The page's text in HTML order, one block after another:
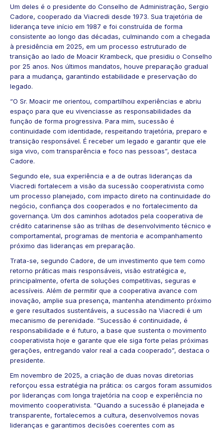
Um deles é o presidente do Conselho de Administração, Sergio
Cadore, cooperado da Viacredi desde 1973. Sua trajetória de
liderança teve início em 1987 e foi construída de forma
consistente ao longo das décadas, culminando com a chegada
à presidência em 2025, em um processo estruturado de
transição ao lado de Moacir Krambeck, que presidiu o Conselho
por 25 anos. Nos últimos mandatos, houve preparação gradual
para a mudança, garantindo estabilidade e preservação do
legado.
“O Sr. Moacir me orientou, compartilhou experiências e abriu
espaço para que eu vivenciasse as responsabilidades da
função de forma progressiva. Para mim, sucessão é
continuidade com identidade, respeitando trajetória, preparo e
transição responsável. É receber um legado e garantir que ele
siga vivo, com transparência e foco nas pessoas”, destaca
Cadore.
Segundo ele, sua experiência e a de outras lideranças da
Viacredi fortalecem a visão da sucessão cooperativista como
um processo planejado, com impacto direto na continuidade do
negócio, confiança dos cooperados e no fortalecimento da
governança. Um dos caminhos adotados pela cooperativa de
crédito catarinense são as trilhas de desenvolvimento técnico e
comportamental, programas de mentoria e acompanhamento
próximo das lideranças em preparação.
Trata-se, segundo Cadore, de um investimento que tem como
retorno práticas mais responsáveis, visão estratégica e,
principalmente, oferta de soluções competitivas, seguras e
acessíveis. Além de permitir que a cooperativa avance com
inovação, amplie sua presença, mantenha atendimento próximo
e gere resultados sustentáveis, a sucessão na Viacredi é um
mecanismo de perenidade. “Sucessão é continuidade, é
responsabilidade e é futuro, a base que sustenta o movimento
cooperativista hoje e garante que ele siga forte pelas próximas
gerações, entregando valor real a cada cooperado”, destaca o
presidente.
Em novembro de 2025, a criação de duas novas diretorias
reforçou essa estratégia na prática: os cargos foram assumidos
por lideranças com longa trajetória na coop e experiência no
movimento cooperativista. “Quando a sucessão é planejada e
transparente, fortalecemos a cultura, desenvolvemos novas
lideranças e garantimos decisões coerentes com as